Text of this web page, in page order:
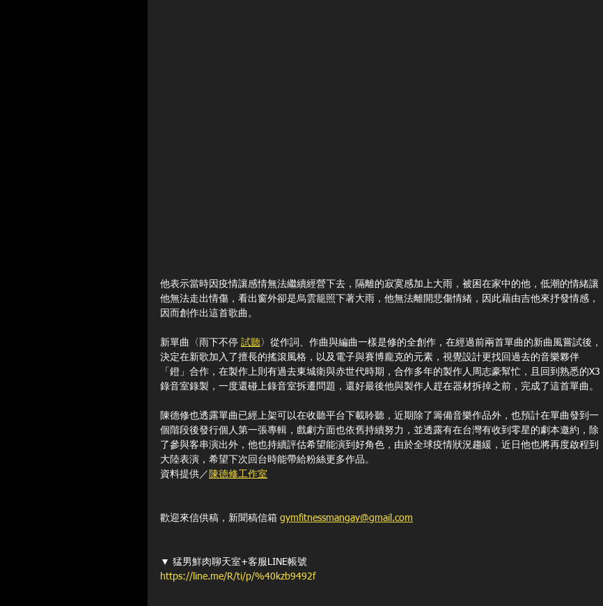
他表示當時因疫情讓感情無法繼續經營下去，隔離的寂寞感加上大雨，被困在家中的他，低潮的情緒讓
他無法走出情傷，看出窗外卻是烏雲籠照下著大雨，他無法離開悲傷情緒，因此藉由吉他來抒發情感，
因而創作出這首歌曲。
新單曲〈雨下不停 試聽〉從作詞、作曲與編曲一樣是修的全創作，在經過前兩首單曲的新曲風嘗試後，
決定在新歌加入了擅長的搖滾風格，以及電子與賽博龐克的元素，視覺設計更找回過去的音樂夥伴
「鐙」合作，在製作上則有過去東城衛與赤世代時期，合作多年的製作人周志豪幫忙，且回到熟悉的X3
錄音室錄製，一度還碰上錄音室拆遷問題，還好最後他與製作人趕在器材拆掉之前，完成了這首單曲。
陳德修也透露單曲已經上架可以在收聽平台下載聆聽，近期除了籌備音樂作品外，也預計在單曲發到一
個階段後發行個人第一張專輯，戲劇方面也依舊持續努力，並透露有在台灣有收到零星的劇本邀約，除
了參與客串演出外，他也持續評估希望能演到好角色，由於全球疫情狀況趨緩，近日他也將再度啟程到
大陸表演，希望下次回台時能帶給粉絲更多作品。
資料提供／ 陳德修工作室
歡迎來信供稿，新聞稿信箱 gymfitnessmangay@gmail.com
▼ 猛男鮮肉聊天室+客服LINE帳號
https://line.me/R/ti/p/%40kzb9492f